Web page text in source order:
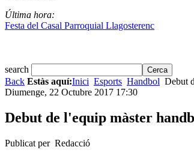
Última hora:
Festa del Casal Parroquial Llagosterenc
search
Back Estàs aquí:Inici Esports Handbol Debut
Diumenge, 22 Octubre 2017 17:30
Debut de l'equip màster
Publicat per Redacció